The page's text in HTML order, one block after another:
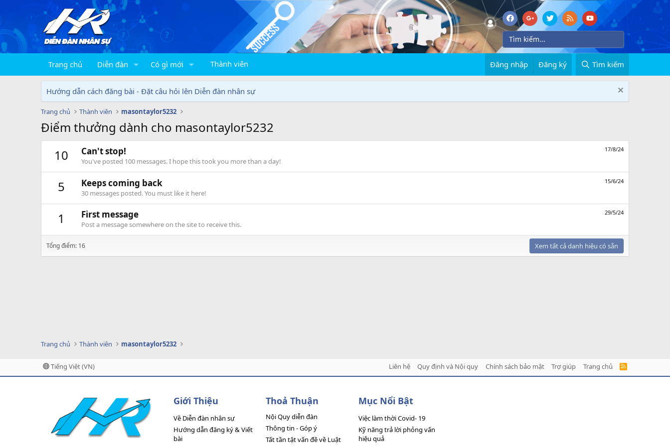
Trang chủ Diễn đàn Có gì mới Thành viên Đăng nhập Đăng ký Tìm kiếm
Hướng dẫn cách đăng bài - Đặt câu hỏi lên Diễn đàn nhân sự
Trang chủ Thành viên masontaylor5232
Điểm thưởng dành cho masontaylor5232
10
17/8/24
Can't stop!
You've posted 100 messages. I hope this took you more than a day!
5 15/6/24
Keeps coming back
30 messages posted. You must like it here!
1 29/5/24
First message
Post a message somewhere on the site to receive this.
Tổng điểm: 16 Xem tất cả danh hiệu có sẵn
Trang chủ Thành viên masontaylor5232
Tiếng Việt (VN) Liên hệ Quy định và Nội quy Chính sách bảo mật Trợ giúp Trang chủ
R
S
Giới Thiệu
Về Diễn đàn nhân sự
Hướng dẫn đăng ký & Viết
bài
Thoả Thuận
Nội Quy diễn đàn
Thông tin - Góp ý
Tất tần tật vấn đề về Luật
Mục Nổi Bật
Việc làm thời Covid- 19
Kỹ năng trả lời phỏng vấn
hiệu quả